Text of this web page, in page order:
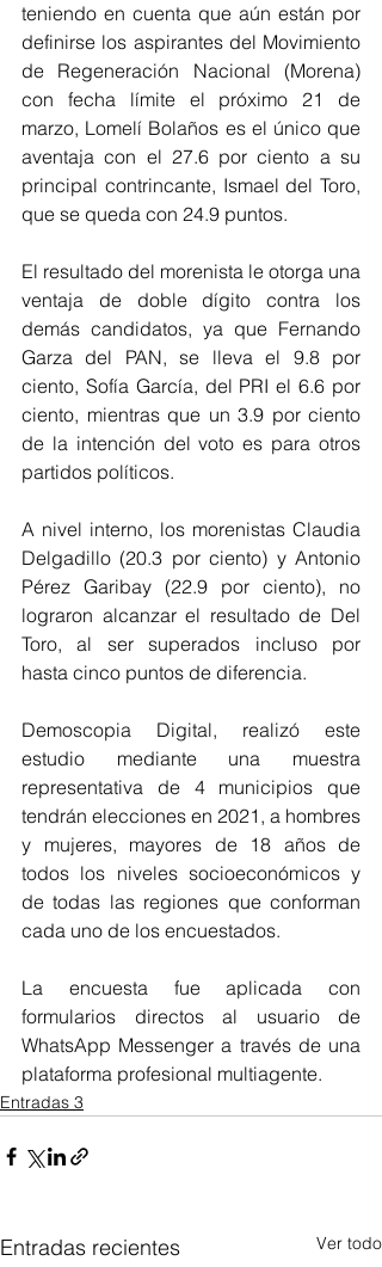
teniendo en cuenta que aún están por
definirse los aspirantes del Movimiento
de Regeneración Nacional (Morena)
con fecha límite el próximo 21 de
marzo, Lomelí Bolaños es el único que
aventaja con el 27.6 por ciento a su
principal contrincante, Ismael del Toro,
que se queda con 24.9 puntos.
El resultado del morenista le otorga una
ventaja de doble dígito contra los
demás candidatos, ya que Fernando
Garza del PAN, se lleva el 9.8 por
ciento, Sofía García, del PRI el 6.6 por
ciento, mientras que un 3.9 por ciento
de la intención del voto es para otros
partidos políticos.
A nivel interno, los morenistas Claudia
Delgadillo (20.3 por ciento) y Antonio
Pérez Garibay (22.9 por ciento), no
lograron alcanzar el resultado de Del
Toro, al ser superados incluso por
hasta cinco puntos de diferencia.
Demoscopia Digital, realizó este
estudio mediante una muestra
representativa de 4 municipios que
tendrán elecciones en 2021, a hombres
y mujeres, mayores de 18 años de
todos los niveles socioeconómicos y
de todas las regiones que conforman
cada uno de los encuestados.
La encuesta fue aplicada con
formularios directos al usuario de
WhatsApp Messenger a través de una
plataforma profesional multiagente.
Entradas 3
Entradas recientes Ver todo